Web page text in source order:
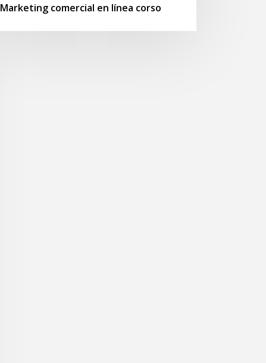
Marketing comercial en línea corso